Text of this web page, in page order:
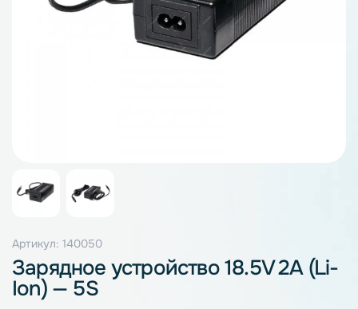
Артикул: 140050
Зарядное устройство 18.5V 2A (Li-
Ion) — 5S